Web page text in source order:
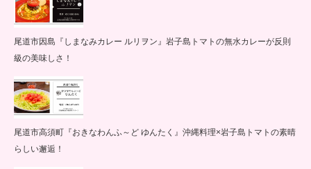
尾道市因島『しまなみカレー ルリヲン』岩子島トマトの無水カレーが反則
級の美味しさ！
尾道市高須町『おきなわんふ～ど ゆんたく』沖縄料理×岩子島トマトの素晴
らしい邂逅！